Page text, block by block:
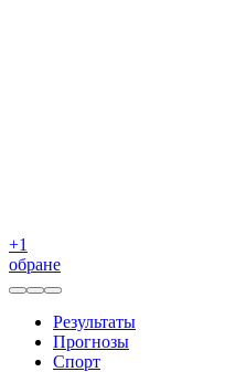
+1
обране
Результаты
Прогнозы
Спорт